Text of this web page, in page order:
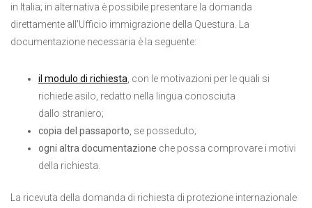
in Italia; in alternativa è possibile presentare la domanda
direttamente all'Ufficio immigrazione della Questura. La
documentazione necessaria è la seguente:
il modulo di richiesta , con le motivazioni per le quali si
richiede asilo, redatto nella lingua conosciuta
dallo straniero;
copia del passaporto , se posseduto;
ogni altra documentazione che possa comprovare i motivi
della richiesta.
La ricevuta della domanda di richiesta di protezione internazionale